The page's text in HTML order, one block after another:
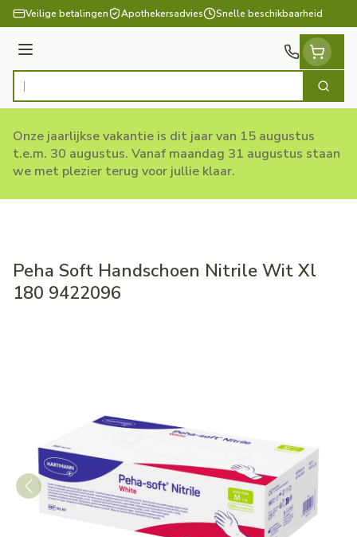
Ga naar de inhoud
Veilige betalingen Apothekersadvies Snelle beschikbaarheid
Menu
Product, merk, categorie... Zoek
Onze jaarlijkse vakantie is dit jaar van 15 augustus
t.e.m. 30 augustus. Vanaf maandag 31 augustus staan
we met plezier terug voor jullie klaar.
Peha Soft Handschoen Nitrile Wit Xl
180 9422096